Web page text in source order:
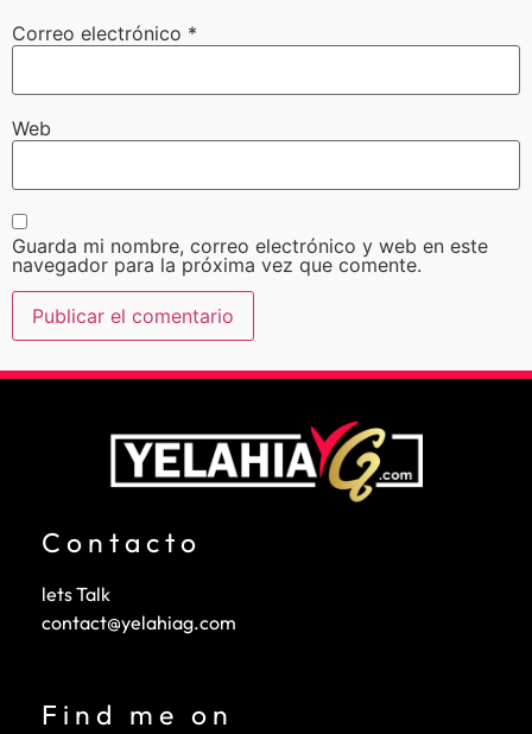
Correo electrónico *
Web
Guarda mi nombre, correo electrónico y web en este
navegador para la próxima vez que comente.
Contacto
lets Talk
contact@yelahiag.com
Find me on